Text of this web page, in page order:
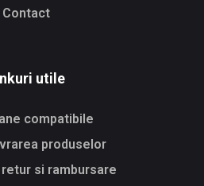
Contact
utile
compatibile
produselor
si rambursare